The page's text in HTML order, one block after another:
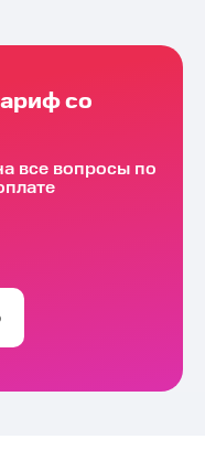
со
все вопросы по